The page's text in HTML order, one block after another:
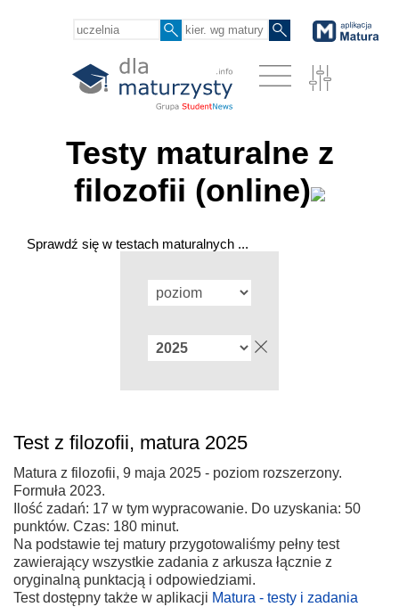
Testy maturalne z
filozofii (online)
Sprawdź się w testach maturalnych ...
Test z filozofii, matura 2025
Matura z filozofii, 9 maja 2025 - poziom rozszerzony.
Formuła 2023.
Ilość zadań: 17 w tym wypracowanie. Do uzyskania: 50
punktów. Czas: 180 minut.
Na podstawie tej matury przygotowaliśmy pełny test
zawierający wszystkie zadania z arkusza łącznie z
oryginalną punktacją i odpowiedziami.
Test dostępny także w aplikacji Matura - testy i zadania